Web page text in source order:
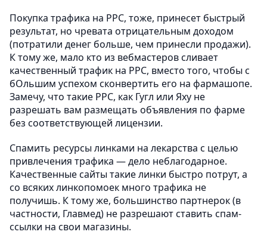
Покупка трафика на PPC, тоже, принесет быстрый
результат, но чревата отрицательным доходом
(потратили денег больше, чем принесли продажи).
К тому же, мало кто из вебмастеров сливает
качественный трафик на PPC, вместо того, чтобы с
бОльшим успехом сконвертить его на фармашопе.
Замечу, что такие PPC, как Гугл или Яху не
разрешать вам размещать объявления по фарме
без соответствующей лицензии.
Спамить ресурсы линками на лекарства с целью
привлечения трафика — дело неблагодарное.
Качественные сайты такие линки быстро потрут, а
со всяких линкопомоек много трафика не
получишь. К тому же, большинство партнерок (в
частности, Главмед) не разрешают ставить спам-
ссылки на свои магазины.